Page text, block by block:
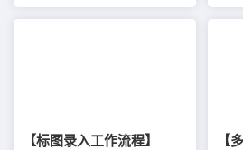
【标图录入工作流程】 【